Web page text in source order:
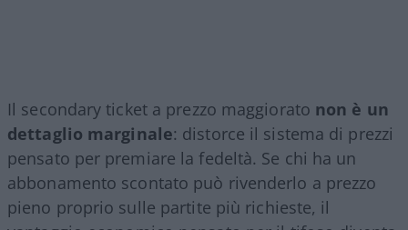
Il secondary ticket a prezzo maggiorato non è un
dettaglio marginale: distorce il sistema di prezzi
pensato per premiare la fedeltà. Se chi ha un
abbonamento scontato può rivenderlo a prezzo
pieno proprio sulle partite più richieste, il